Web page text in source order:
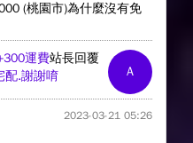
(桃園市)為什麼沒有免
A
站長回覆
運費
配.謝謝唷
2023-03-21 05:26